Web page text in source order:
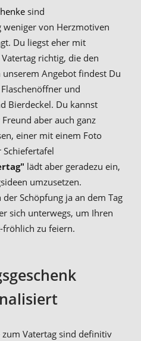
sind
weniger von Herzmotiven
Du liegst eher mit
richtig, die den
Angebot findest Du
und
Bierdeckel. Du kannst
aber auch ganz
einer mit einem Foto
lädt aber geradezu ein,
umzusetzen.
Schöpfung ja an dem Tag
sich unterwegs, um Ihren
fröhlich zu feiern.
zum Vatertag sind definitiv